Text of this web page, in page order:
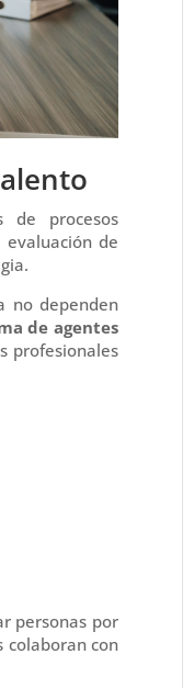
de procesos
evaluación de
no dependen
de agentes
profesionales
personas por
colaboran con